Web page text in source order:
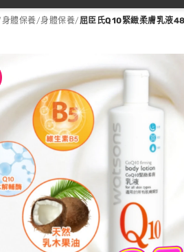
身體保養/身體保養/屈臣氏Q10緊緻柔膚乳液